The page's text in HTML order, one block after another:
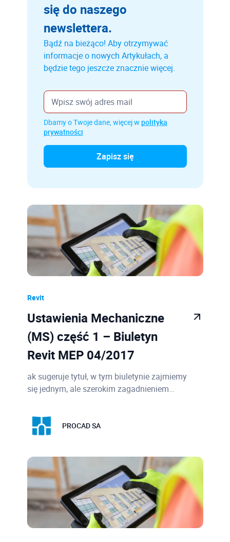
Revit
Ustawienia Mechaniczne
(MS) część 1 – Biuletyn
Revit MEP 04/2017
ak sugeruje tytuł, w tym biuletynie zajmiemy
się jednym, ale szerokim zagadnieniem…
PROCAD SA
się do naszego
newslettera.
Bądź na bieżąco! Aby otrzymywać
informacje o nowych Artykułach, a
będzie tego jeszcze znacznie więcej.
Dbamy o Twoje dane, więcej w polityka
prywatności